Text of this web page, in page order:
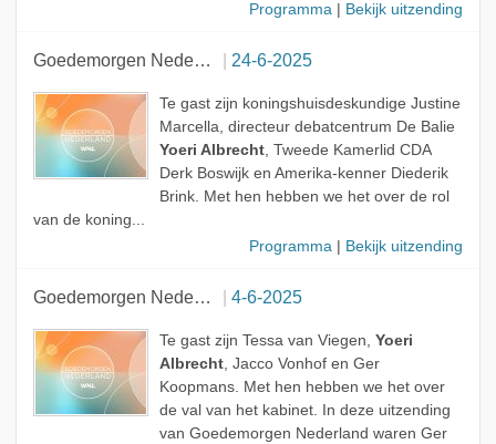
Programma
Bekijk uitzending
Goedemorgen Nederland 24-6-2025
Te gast zijn koningshuisdeskundige Justine
Marcella, directeur debatcentrum De Balie
Yoeri Albrecht, Tweede Kamerlid CDA
Derk Boswijk en Amerika-kenner Diederik
Brink. Met hen hebben we het over de rol
van de koning...
Programma
Bekijk uitzending
Goedemorgen Nederland 4-6-2025
Te gast zijn Tessa van Viegen, Yoeri
Albrecht, Jacco Vonhof en Ger
Koopmans. Met hen hebben we het over
de val van het kabinet. In deze uitzending
van Goedemorgen Nederland waren Ger